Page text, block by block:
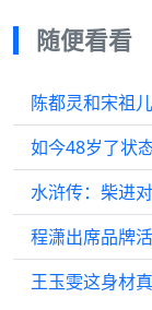
随便看看
如今48岁了状
程潇出席品牌
王玉雯这身材